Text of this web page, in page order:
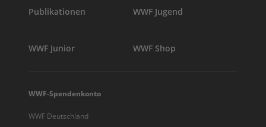
Publikationen WWF Jugend
WWF Junior WWF Shop
WWF-Spendenkonto
WWF Deutschland